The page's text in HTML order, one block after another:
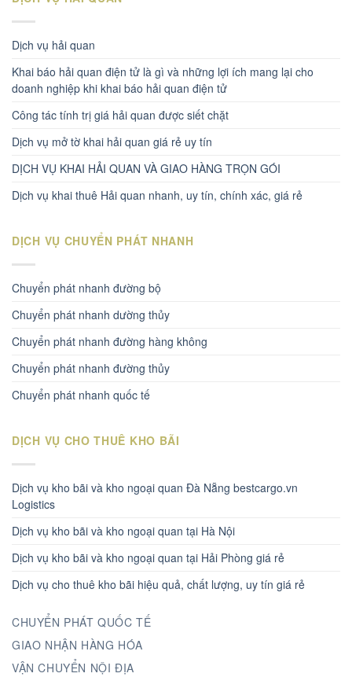
Dịch vụ hải quan
Khai báo hải quan điện tử là gì và những lợi ích mang lại cho
doanh nghiệp khi khai báo hải quan điện tử
Công tác tính trị giá hải quan được siết chặt
Dịch vụ mở tờ khai hải quan giá rẻ uy tín
DỊCH VỤ KHAI HẢI QUAN VÀ GIAO HÀNG TRỌN GÓI
Dịch vụ khai thuê Hải quan nhanh, uy tín, chính xác, giá rẻ
DỊCH VỤ CHUYỂN PHÁT NHANH
Chuyển phát nhanh đường bộ
Chuyển phát nhanh dường thủy
Chuyển phát nhanh đường hàng không
Chuyển phát nhanh đường thủy
Chuyển phát nhanh quốc tế
DỊCH VỤ CHO THUÊ KHO BÃI
Dịch vụ kho bãi và kho ngoại quan Đà Nẵng bestcargo.vn
Logistics
Dịch vụ kho bãi và kho ngoại quan tại Hà Nội
Dịch vụ kho bãi và kho ngoại quan tại Hải Phòng giá rẻ
Dịch vụ cho thuê kho bãi hiệu quả, chất lượng, uy tín giá rẻ
CHUYỂN PHÁT QUỐC TẾ
GIAO NHẬN HÀNG HÓA
VẬN CHUYỂN NỘI ĐỊA